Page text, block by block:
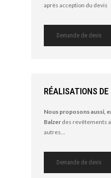
après acception du devis
Demande de devis
RÉALISATIONS
Nous proposons aussi,
Balzer des revêtements
autres...
Demande de devis